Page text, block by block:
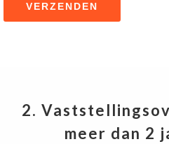
VERZENDEN
2.
meer dan 2